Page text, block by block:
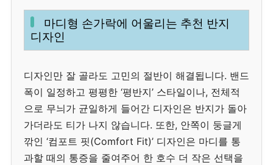
마디형 손가락에 어울리는 추천 반지
디자인
디자인만 잘 골라도 고민의 절반이 해결됩니다. 밴드
폭이 일정하고 평평한 ‘평반지’ 스타일이나, 전체적
으로 무늬가 균일하게 들어간 디자인은 반지가 돌아
가더라도 티가 나지 않습니다. 또한, 안쪽이 둥글게
깎인 ‘컴포트 핏(Comfort Fit)’ 디자인은 마디를 통
과할 때의 통증을 줄여주어 한 호수 더 작은 선택을